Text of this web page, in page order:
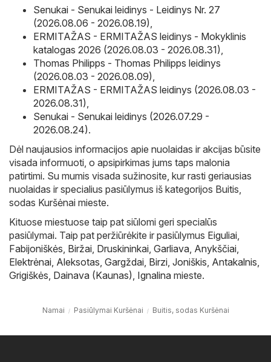
Senukai - Senukai leidinys - Leidinys Nr. 27
(2026.08.06 - 2026.08.19),
ERMITAŽAS - ERMITAŽAS leidinys - Mokyklinis
katalogas 2026 (2026.08.03 - 2026.08.31),
Thomas Philipps - Thomas Philipps leidinys
(2026.08.03 - 2026.08.09),
ERMITAŽAS - ERMITAŽAS leidinys (2026.08.03 -
2026.08.31),
Senukai - Senukai leidinys (2026.07.29 -
2026.08.24).
Dėl naujausios informacijos apie nuolaidas ir akcijas būsite
visada informuoti, o apsipirkimas jums taps malonia
patirtimi. Su mumis visada sužinosite, kur rasti geriausias
nuolaidas ir specialius pasiūlymus iš kategorijos Buitis,
sodas Kuršėnai mieste.
Kituose miestuose taip pat siūlomi geri specialūs
pasiūlymai. Taip pat peržiūrėkite ir pasiūlymus Eiguliai,
Fabijoniškės, Biržai, Druskininkai, Garliava, Anykščiai,
Elektrėnai, Aleksotas, Gargždai, Birzi, Joniškis, Antakalnis,
Grigiškės, Dainava (Kaunas), Ignalina mieste.
Namai Pasiūlymai Kuršėnai Buitis, sodas Kuršėnai